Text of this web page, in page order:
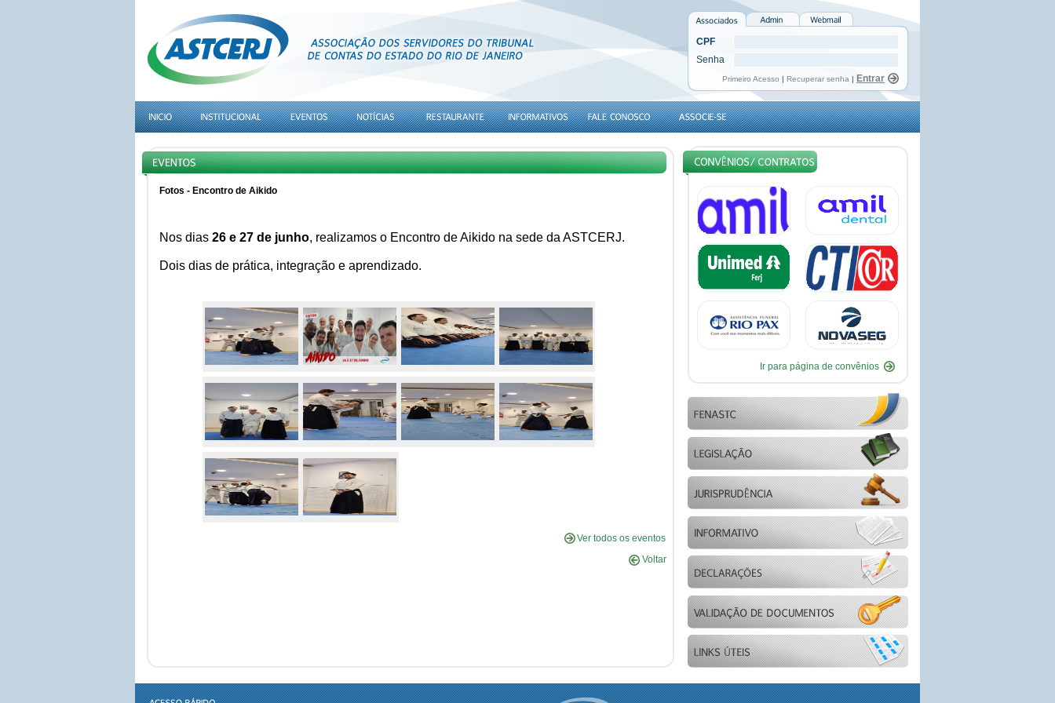
CPF
Senha
Primeiro Acesso | Recuperar senha |
Fotos - Encontro de Aikido
Nos dias 26 e 27 de junho, realizamos o Encontro de Aikido na sede da ASTCERJ.
Dois dias de prática, integração e aprendizado.
Ver todos os eventos
Voltar
Ir para página de convênios